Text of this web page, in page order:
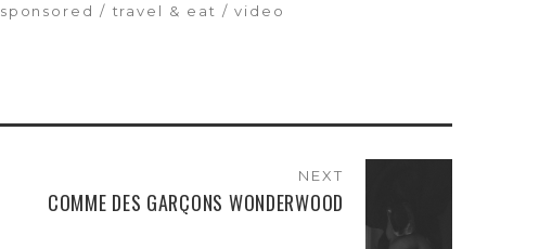
sponsored travel & eat video
NEXT
COMME DES GARÇONS WONDERWOOD